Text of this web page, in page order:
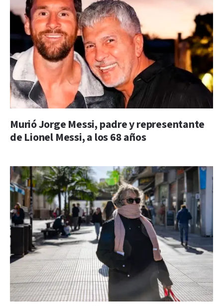
Murió Jorge Messi, padre y representante
de Lionel Messi, a los 68 años